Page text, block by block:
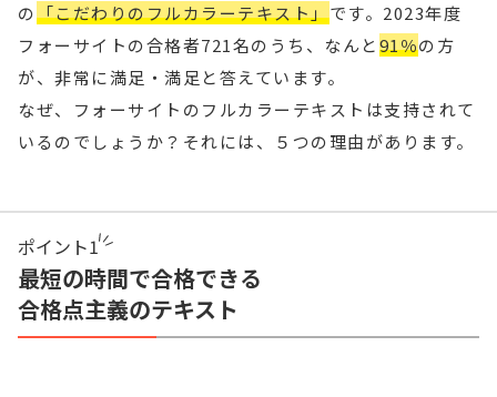
の「こだわりのフルカラーテキスト」です。2023年度
フォーサイトの合格者721名のうち、なんと91％の方
が、非常に満足・ 満足と答えています。
なぜ、フォーサイトのフルカラーテキストは支持されて
いるのでしょうか？それには、５つの理由があります。
ポイント1
最短の時間で合格できる
合格点主義のテキスト